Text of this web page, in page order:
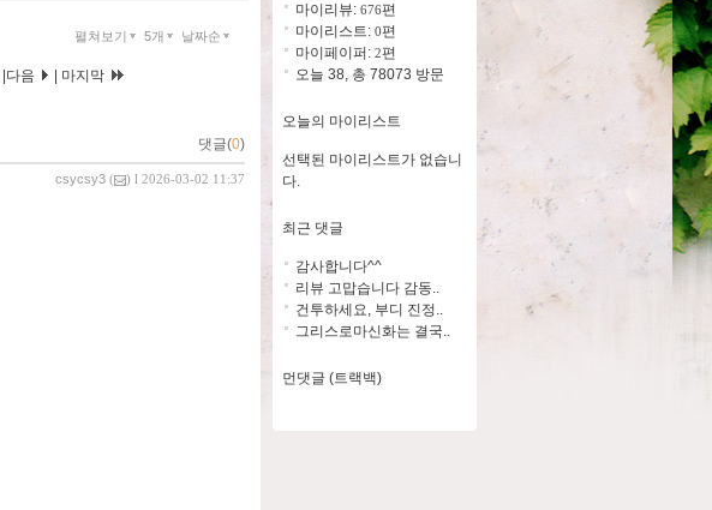
펼쳐보기 5개 날짜순
다음 마지막
댓글(0)
csycsy3 ( ) l 2026-03-02 11:37
마이리뷰: 676편
마이리스트: 0편
마이페이퍼: 2편
오늘 38, 총 78073 방문
오늘의 마이리스트
선택된 마이리스트가 없습니
다.
최근 댓글
감사합니다^^
리뷰 고맙습니다 감동..
건투하세요, 부디 진정..
그리스로마신화는 결국..
먼댓글 (트랙백)